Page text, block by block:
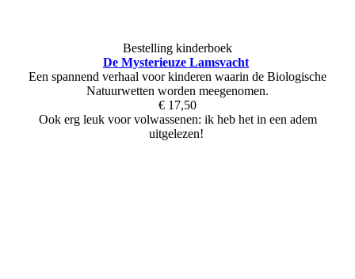
Bestelling kinderboek
De Mysterieuze Lamsvacht
Een spannend verhaal voor kinderen waarin de Biologische
Natuurwetten worden meegenomen.
€ 17,50
Ook erg leuk voor volwassenen: ik heb het in een adem
uitgelezen!